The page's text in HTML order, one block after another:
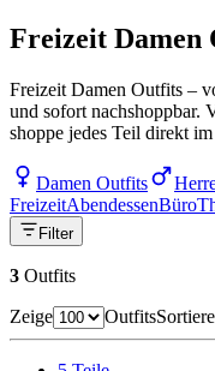
Freizeit Damen
Freizeit Damen Outfits –
und sofort nachshoppbar.
shoppe jedes Teil direkt
Damen Outfits
FreizeitAbendessenBüro
Filter
3 Outfits
Zeige
Outfits